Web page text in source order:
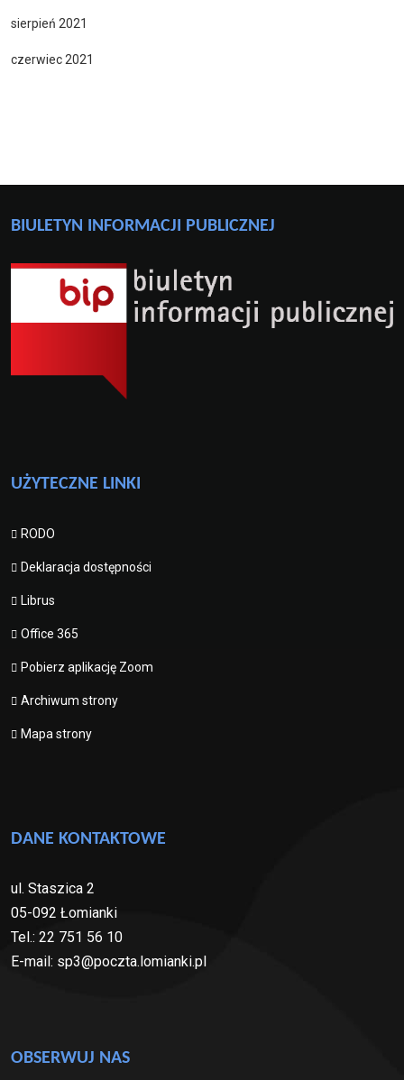
sierpień 2021
czerwiec 2021
BIULETYN INFORMACJI PUBLICZNEJ
UŻYTECZNE LINKI
RODO
Deklaracja dostępności
Librus
Office 365
Pobierz aplikację Zoom
Archiwum strony
Mapa strony
DANE KONTAKTOWE
ul. Staszica 2
05-092 Łomianki
Tel.: 22 751 56 10
E-mail: sp3@poczta.lomianki.pl
OBSERWUJ NAS